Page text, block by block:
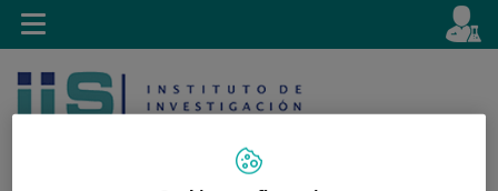
Jump to content
Active
en
Toggle
navigation